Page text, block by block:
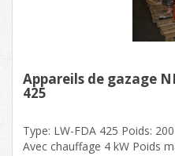
Appareils de gazage
425
Type: LW-FDA 425 Poids:
Avec chauffage 4 kW Poids